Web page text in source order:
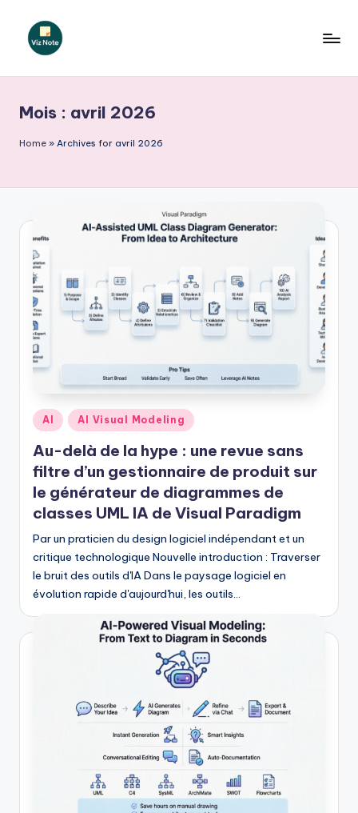
N
o
F
r
e
n
c
h
A
n
si
g
h
t
s
Mois : avril 2026
Home » Archives for avril 2026
Posted
in
AI AI Visual Modeling
Au-delà de la hype : une revue sans
filtre d’un gestionnaire de produit sur
le générateur de diagrammes de
classes UML IA de Visual Paradigm
Par un praticien du design logiciel indépendant et un
critique technologique Nouvelle introduction : Traverser
le bruit des outils d'IA Dans le paysage logiciel en
évolution rapide d'aujourd'hui, les outils…